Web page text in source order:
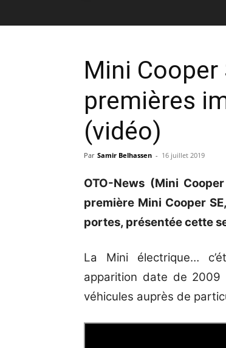
Mini Cooper
premières
(vidéo)
Par Samir Belhassen - 16 juillet 2019
OTO-News (Mini
première Mini Cooper
portes, présentée cette
La Mini électrique…
apparition date de
véhicules auprès de